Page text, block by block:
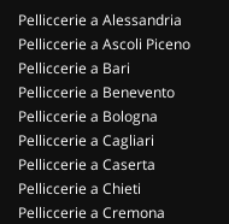
Pelliccerie a Alessandria
Pelliccerie a Ascoli Piceno
Pelliccerie a Bari
Pelliccerie a Benevento
Pelliccerie a Bologna
Pelliccerie a Cagliari
Pelliccerie a Caserta
Pelliccerie a Chieti
Pelliccerie a Cremona